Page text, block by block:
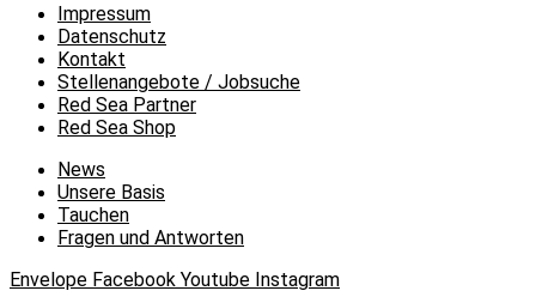
Impressum
Datenschutz
Kontakt
Stellenangebote / Jobsuche
Red Sea Partner
Red Sea Shop
News
Unsere Basis
Tauchen
Fragen und Antworten
Envelope Facebook Youtube Instagram